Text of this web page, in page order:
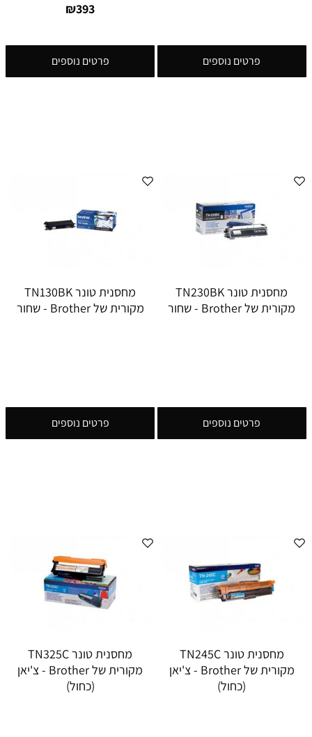
פרטים נוספים
₪393
פרטים נוספים
מחסנית טונר TN230BK
מקורית של Brother - שחור
פרטים נוספים
מחסנית טונר TN130BK
מקורית של Brother - שחור
פרטים נוספים
מחסנית טונר TN245C
מקורית של Brother - צ'יאן
(כחול)
מחסנית טונר TN325C
מקורית של Brother - צ'יאן
(כחול)